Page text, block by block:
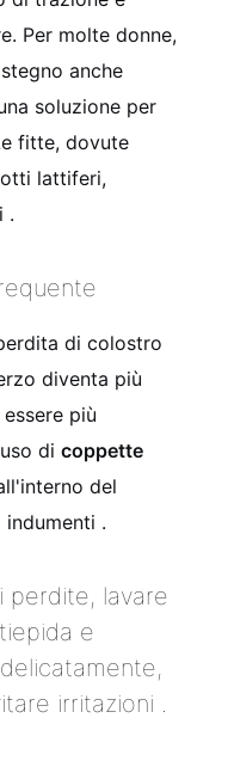
Per molte donne,
anche
soluzione per
fitte, dovute
lattiferi,
.
di colostro
diventa più
più
di coppette
del
.
perdite, lavare
e
irritazioni .